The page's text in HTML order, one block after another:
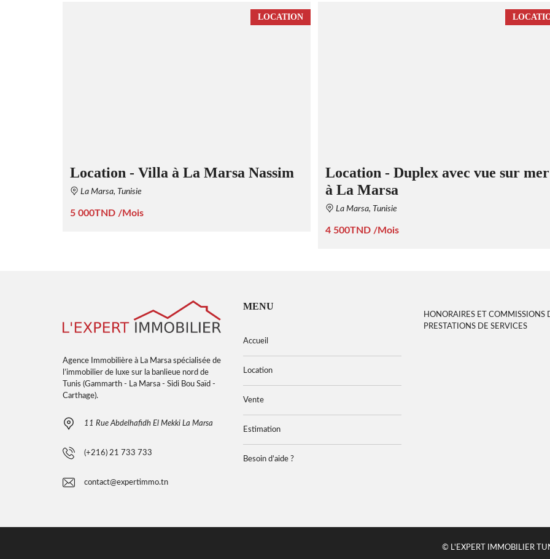
LOCATION
Location - Villa à La Marsa Nassim
La Marsa, Tunisie
5 000TND /Mois
Location - Duplex avec vue sur mer
à La Marsa
La Marsa, Tunisie
4 500TND /Mois
Agence Immobilière à La Marsa spécialisée de
l’immobilier de luxe sur la banlieue nord de
Tunis (Gammarth - La Marsa - Sidi Bou Saïd -
Carthage).
11 Rue Abdelhafidh El Mekki La Marsa
(+216) 21 733 733
contact@expertimmo.tn
MENU
Accueil
Location
Vente
Estimation
Besoin d’aide ?
HONORAIRES ET COMMISSIONS
PRESTATIONS DE SERVICES
© L'EXPERT IMMOBILIER